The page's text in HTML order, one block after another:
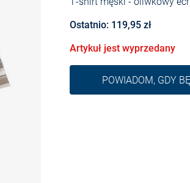
Ostatnio: 119,95 zł
Artykuł jest wyprzedany
POWIADOM, GDY